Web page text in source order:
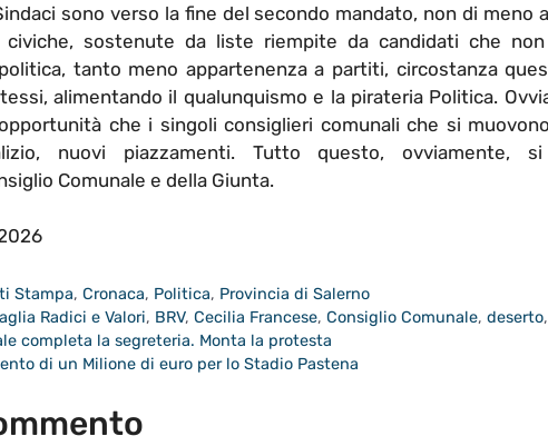
sono verso la fine del secondo mandato, non di meno
civiche, sostenute da liste riempite da candidati che
tanto meno appartenenza a partiti, circostanza
alimentando il qualunquismo e la pirateria Politica.
che i singoli consiglieri comunali che si
nuovi piazzamenti. Tutto questo, ovviamente,
Comunale e della Giunta.
Stampa,Cronaca, Politica, Provincia di Salerno
Radici e Valori, BRV,Cecilia Francese,Consiglio Comunale,deserto
completa la segreteria. Monta la protesta
di un Milione di euro per lo Stadio Pastena